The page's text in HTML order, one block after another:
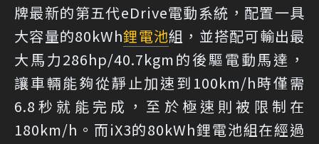
牌最新的第五代eDrive電動系統，配置一具
大容量的80kWh鋰電池組，並搭配可輸出最
大馬力286hp/40.7kgm的後驅電動馬達，
讓車輛能夠從靜止加速到100km/h時僅需
6.8秒就能完成，至於極速則被限制在
180km/h。而iX3的80kWh鋰電池組在經過